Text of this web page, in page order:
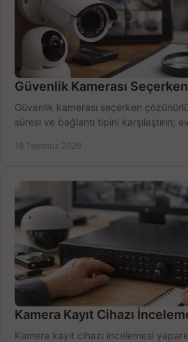
Güvenlik Kamerası
Güvenlik kamerası seçerken
süresi ve bağlantı tipini karşılaştırın;
18 Temmuz 2026
Kamera Kayıt Cihazı
Kamera kayıt cihazı incelemesi